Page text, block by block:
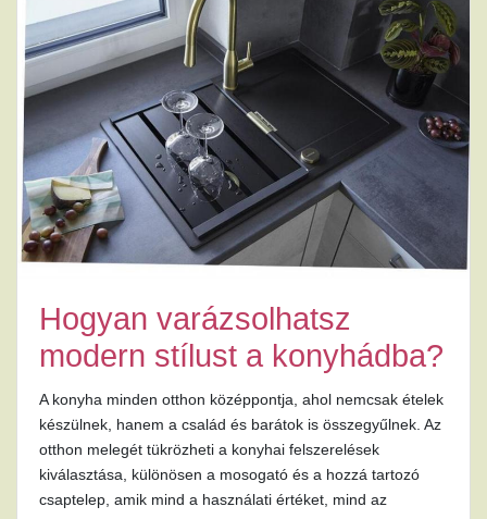
Hogyan varázsolhatsz
modern stílust a konyhádba?
A konyha minden otthon középpontja, ahol nemcsak ételek
készülnek, hanem a család és barátok is összegyűlnek. Az
otthon melegét tükrözheti a konyhai felszerelések
kiválasztása, különösen a mosogató és a hozzá tartozó
csaptelep, amik mind a használati értéket, mind az